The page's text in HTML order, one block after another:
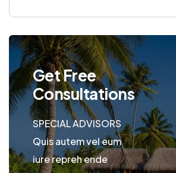
Get Free
Consultations
SPECIAL ADVISORS
Quis autem vel eum
iure repreh ende